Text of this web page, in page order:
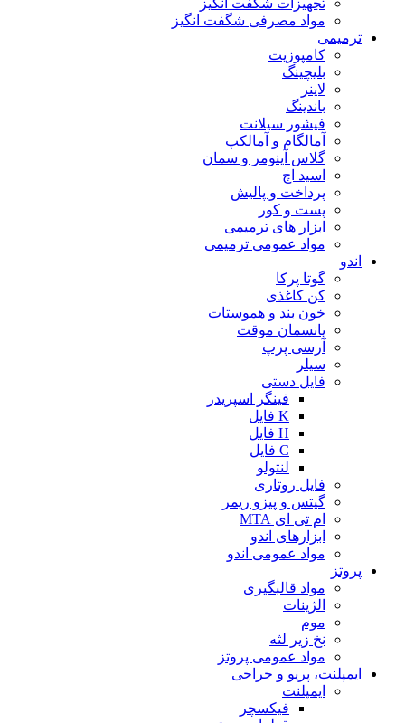
تجهیزات شگفت انگیز
مواد مصرفی شگفت انگیز
ترمیمی
کامپوزیت
بلیچینگ
لاینر
باندینگ
فیشور سیلانت
آمالگام و آمالکپ
گلاس آینومر و سمان
اسید اچ
پرداخت و پالیش
پست و کور
ابزار های ترمیمی
مواد عمومی ترمیمی
اندو
گوتا پرکا
کن کاغذی
خون بند و هموستات
پانسمان موقت
آرسی پرپ
سیلر
فایل دستی
فینگر اسپریدر
K فایل
H فایل
C فایل
لنتولو
فایل روتاری
گیتس و پیزو ریمر
ام تی ای MTA
ابزارهای اندو
مواد عمومی اندو
پروتز
مواد قالبگیری
الژینات
موم
نخ زیر لثه
مواد عمومی پروتز
ایمپلنت، پریو و جراحی
ایمپلنت
فیکسچر